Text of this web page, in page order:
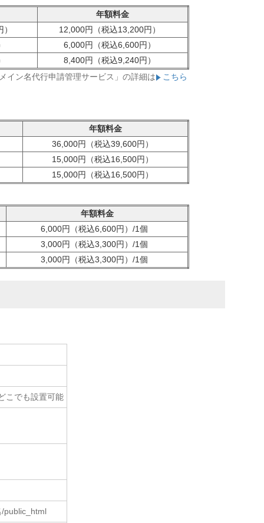
年額料金
12,000円（税込13,200円）
6,000円（税込6,600円）
8,400円（税込9,240円）
イン名代行申請管理サービス」の詳細は
こちら
年額料金
36,000円（税込39,600円）
15,000円（税込16,500円）
15,000円（税込16,500円）
年額料金
6,000円（税込6,600円）/1個
3,000円（税込3,300円）/1個
3,000円（税込3,300円）/1個
こでも設置可能
public_html